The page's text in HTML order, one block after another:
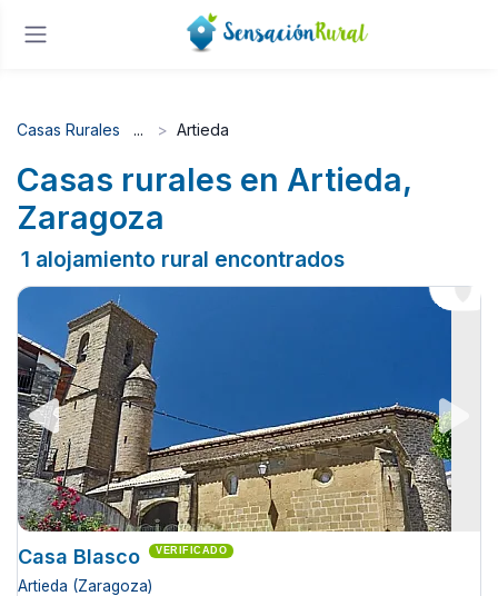
Casas Rurales Artieda
Casas rurales en Artieda,
Zaragoza
1 alojamiento rural encontrados
Casa Blasco VERIFICADO
Artieda (Zaragoza)